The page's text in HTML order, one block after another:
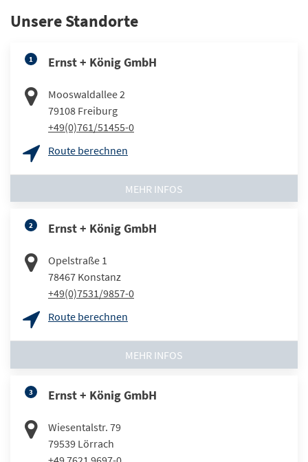
Unsere Standorte
1 Ernst + König GmbH
Mooswaldallee 2
79108 Freiburg
+49(0)761/51455-0
Route berechnen
MEHR INFOS
2 Ernst + König GmbH
Opelstraße 1
78467 Konstanz
+49(0)7531/9857-0
Route berechnen
MEHR INFOS
3 Ernst + König GmbH
Wiesentalstr. 79
79539 Lörrach